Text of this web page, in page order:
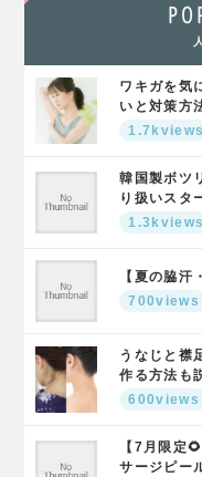
ワキガを気
いと対策方
1.7kviews
韓国製ボツ
り扱いスタ
1.3kviews
【夏の脇
700views
うなじと襟
作る方法も
600views
【7月限定
サージピー